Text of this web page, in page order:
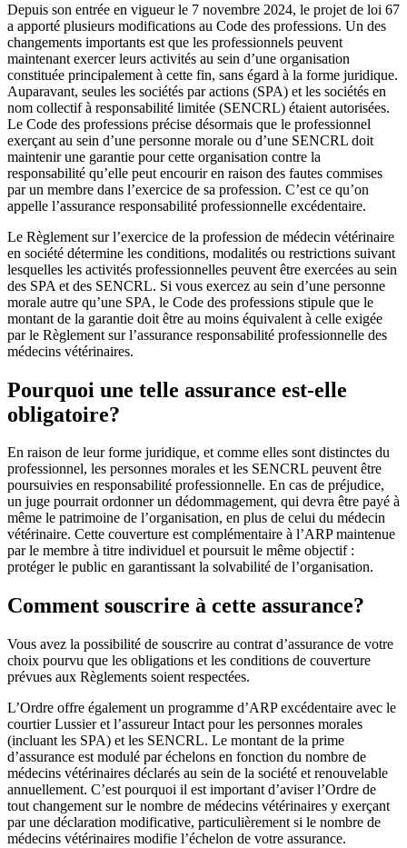
Depuis son entrée en vigueur le 7 novembre 2024, le projet de loi 67
a apporté plusieurs modifications au Code des professions. Un des
changements importants est que les professionnels peuvent
maintenant exercer leurs activités au sein d’une organisation
constituée principalement à cette fin, sans égard à la forme juridique.
Auparavant, seules les sociétés par actions (SPA) et les sociétés en
nom collectif à responsabilité limitée (SENCRL) étaient autorisées.
Le Code des professions précise désormais que le professionnel
exerçant au sein d’une personne morale ou d’une SENCRL doit
maintenir une garantie pour cette organisation contre la
responsabilité qu’elle peut encourir en raison des fautes commises
par un membre dans l’exercice de sa profession. C’est ce qu’on
appelle l’assurance responsabilité professionnelle excédentaire.
Le Règlement sur l’exercice de la profession de médecin vétérinaire
en société détermine les conditions, modalités ou restrictions suivant
lesquelles les activités professionnelles peuvent être exercées au sein
des SPA et des SENCRL. Si vous exercez au sein d’une personne
morale autre qu’une SPA, le Code des professions stipule que le
montant de la garantie doit être au moins équivalent à celle exigée
par le Règlement sur l’assurance responsabilité professionnelle des
médecins vétérinaires.
Pourquoi une telle assurance est-elle
obligatoire?
En raison de leur forme juridique, et comme elles sont distinctes du
professionnel, les personnes morales et les SENCRL peuvent être
poursuivies en responsabilité professionnelle. En cas de préjudice,
un juge pourrait ordonner un dédommagement, qui devra être payé à
même le patrimoine de l’organisation, en plus de celui du médecin
vétérinaire. Cette couverture est complémentaire à l’ARP maintenue
par le membre à titre individuel et poursuit le même objectif :
protéger le public en garantissant la solvabilité de l’organisation.
Comment souscrire à cette assurance?
Vous avez la possibilité de souscrire au contrat d’assurance de votre
choix pourvu que les obligations et les conditions de couverture
prévues aux Règlements soient respectées.
L’Ordre offre également un programme d’ARP excédentaire avec le
courtier Lussier et l’assureur Intact pour les personnes morales
(incluant les SPA) et les SENCRL. Le montant de la prime
d’assurance est modulé par échelons en fonction du nombre de
médecins vétérinaires déclarés au sein de la société et renouvelable
annuellement. C’est pourquoi il est important d’aviser l’Ordre de
tout changement sur le nombre de médecins vétérinaires y exerçant
par une déclaration modificative, particulièrement si le nombre de
médecins vétérinaires modifie l’échelon de votre assurance.